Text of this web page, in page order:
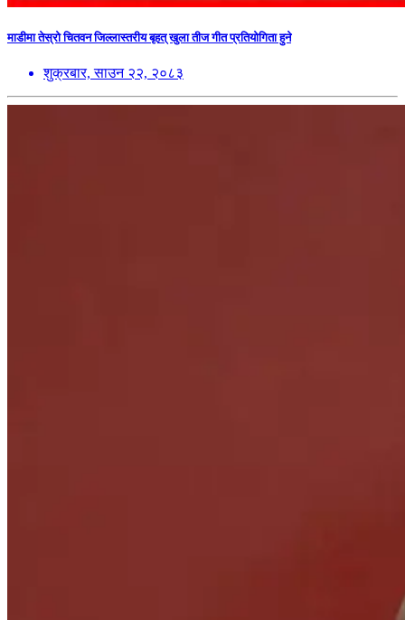
माडीमा तेस्रो चितवन जिल्लास्तरीय बृहत् खुला तीज गीत प्रतियोगिता हुने
शुक्रबार, साउन २२, २०८३